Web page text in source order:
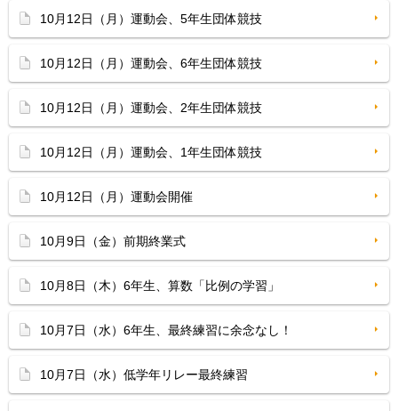
10月12日（月）運動会、5年生団体競技
10月12日（月）運動会、6年生団体競技
10月12日（月）運動会、2年生団体競技
10月12日（月）運動会、1年生団体競技
10月12日（月）運動会開催
10月9日（金）前期終業式
10月8日（木）6年生、算数「比例の学習」
10月7日（水）6年生、最終練習に余念なし！
10月7日（水）低学年リレー最終練習